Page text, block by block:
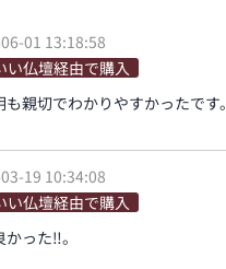
01 13:18:58
い仏壇経由で購入
親切でわかりやすかったです。
19 10:34:08
い仏壇経由で購入
った‼️。